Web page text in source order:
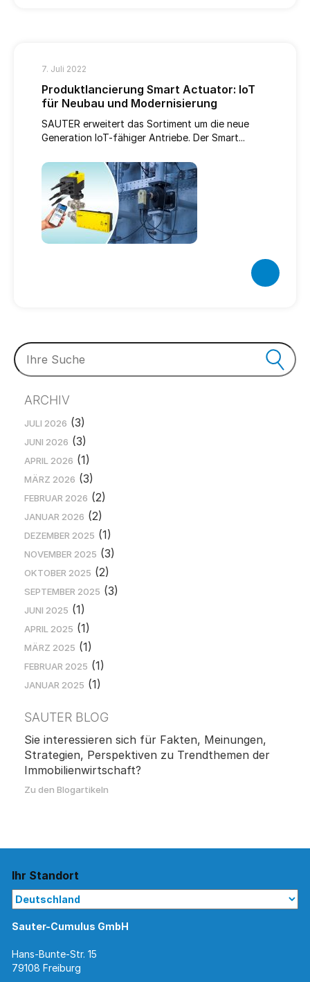
7. Juli 2022
Produktlancierung Smart Actuator: IoT
für Neubau und Modernisierung
SAUTER erweitert das Sortiment um die neue
Generation IoT-fähiger Antriebe. Der Smart...
ARCHIV
JULI 2026 (3)
JUNI 2026 (3)
APRIL 2026 (1)
MÄRZ 2026 (3)
FEBRUAR 2026 (2)
JANUAR 2026 (2)
DEZEMBER 2025 (1)
NOVEMBER 2025 (3)
OKTOBER 2025 (2)
SEPTEMBER 2025 (3)
JUNI 2025 (1)
APRIL 2025 (1)
MÄRZ 2025 (1)
FEBRUAR 2025 (1)
JANUAR 2025 (1)
SAUTER BLOG
Sie interessieren sich für Fakten, Meinungen,
Strategien, Perspektiven zu Trendthemen der
Immobilienwirtschaft?
Zu den Blogartikeln
Ihr Standort
Sauter-Cumulus GmbH
Hans-Bunte-Str. 15
79108 Freiburg